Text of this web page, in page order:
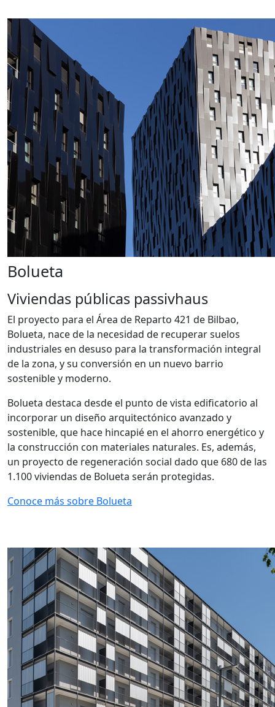
Bolueta
Viviendas públicas passivhaus
El proyecto para el Área de Reparto 421 de Bilbao,
Bolueta, nace de la necesidad de recuperar suelos
industriales en desuso para la transformación integral
de la zona, y su conversión en un nuevo barrio
sostenible y moderno.
Bolueta destaca desde el punto de vista edificatorio al
incorporar un diseño arquitectónico avanzado y
sostenible, que hace hincapié en el ahorro energético y
la construcción con materiales naturales. Es, además,
un proyecto de regeneración social dado que 680 de las
1.100 viviendas de Bolueta serán protegidas.
Conoce más sobre Bolueta